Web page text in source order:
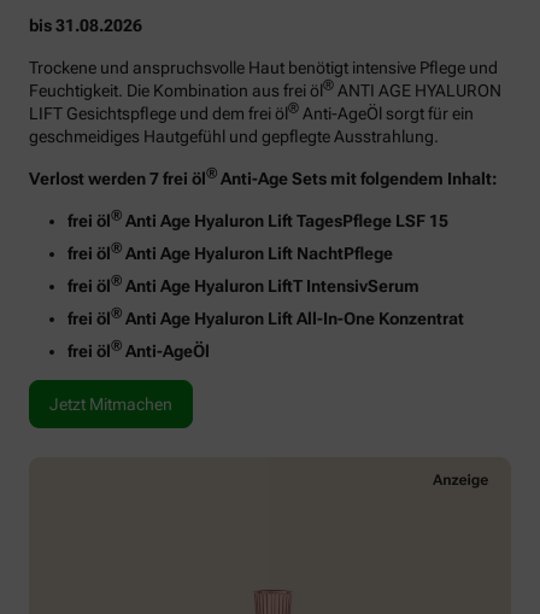
bis 31.08.2026
Trockene und anspruchsvolle Haut benötigt intensive Pflege und
Feuchtigkeit. Die Kombination aus frei öl® ANTI AGE HYALURON
LIFT Gesichtspflege und dem frei öl® Anti-AgeÖl sorgt für ein
geschmeidiges Hautgefühl und gepflegte Ausstrahlung.
Verlost werden 7 frei öl® Anti-Age Sets mit folgendem Inhalt:
frei öl® Anti Age Hyaluron Lift TagesPflege LSF 15
frei öl® Anti Age Hyaluron Lift NachtPflege
frei öl® Anti Age Hyaluron LiftT IntensivSerum
frei öl® Anti Age Hyaluron Lift All-In-One Konzentrat
frei öl® Anti-AgeÖl
Jetzt Mitmachen